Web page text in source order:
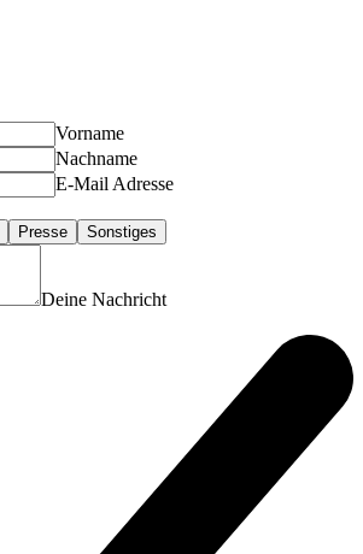
Vorname
Nachname
E-Mail Adresse
Presse Sonstiges
Deine Nachricht